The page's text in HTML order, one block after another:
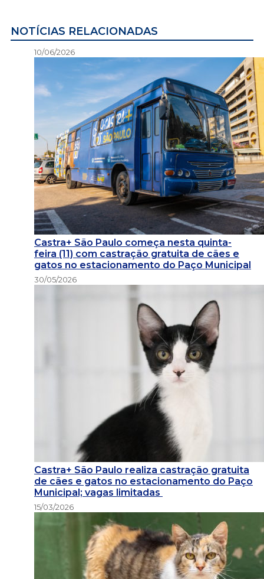
NOTÍCIAS RELACIONADAS
10/06/2026
Castra+ São Paulo começa nesta quinta-
feira (11) com castração gratuita de cães e
gatos no estacionamento do Paço Municipal
30/05/2026
Castra+ São Paulo realiza castração gratuita
de cães e gatos no estacionamento do Paço
Municipal; vagas limitadas
15/03/2026